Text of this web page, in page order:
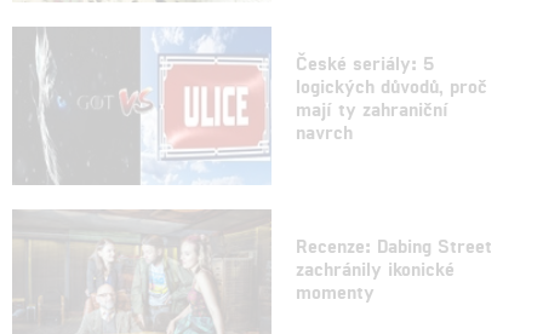
České seriály: 5
logických důvodů, proč
mají ty zahraniční
navrch
Recenze: Dabing Street
zachránily ikonické
momenty